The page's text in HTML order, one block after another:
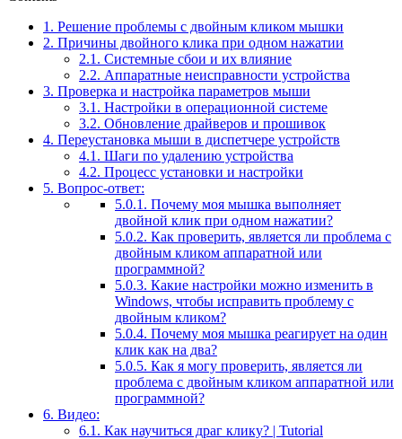
1. Решение проблемы с двойным кликом мышки
2. Причины двойного клика при одном нажатии
2.1. Системные сбои и их влияние
2.2. Аппаратные неисправности устройства
3. Проверка и настройка параметров мыши
3.1. Настройки в операционной системе
3.2. Обновление драйверов и прошивок
4. Переустановка мыши в диспетчере устройств
4.1. Шаги по удалению устройства
4.2. Процесс установки и настройки
5. Вопрос-ответ:
5.0.1. Почему моя мышка выполняет
двойной клик при одном нажатии?
5.0.2. Как проверить, является ли проблема с
двойным кликом аппаратной или
программной?
5.0.3. Какие настройки можно изменить в
Windows, чтобы исправить проблему с
двойным кликом?
5.0.4. Почему моя мышка реагирует на один
клик как на два?
5.0.5. Как я могу проверить, является ли
проблема с двойным кликом аппаратной или
программной?
6. Видео:
6.1. Как научиться драг клику? | Tutorial